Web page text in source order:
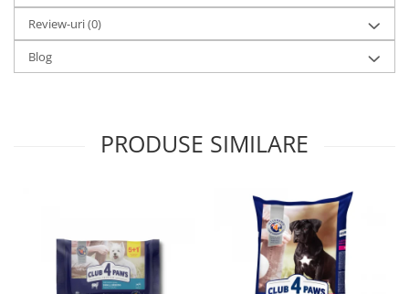
Review-uri(0)
Blog
PRODUSE SIMILARE